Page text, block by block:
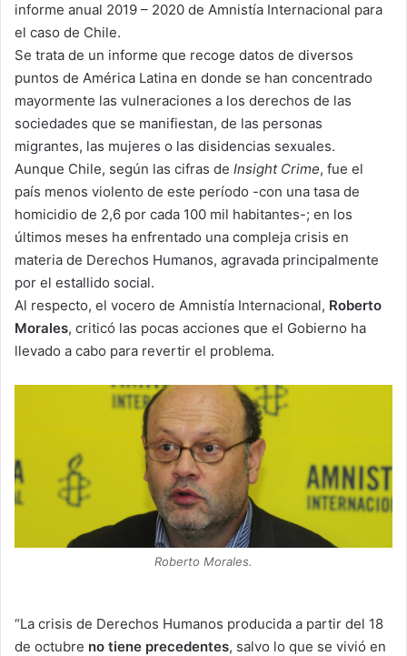
informe anual 2019 – 2020 de Amnistía Internacional para
el caso de Chile.
Se trata de un informe que recoge datos de diversos
puntos de América Latina en donde se han concentrado
mayormente las vulneraciones a los derechos de las
sociedades que se manifiestan, de las personas
migrantes, las mujeres o las disidencias sexuales.
Aunque Chile, según las cifras de Insight Crime, fue el
país menos violento de este período -con una tasa de
homicidio de 2,6 por cada 100 mil habitantes-; en los
últimos meses ha enfrentado una compleja crisis en
materia de Derechos Humanos, agravada principalmente
por el estallido social.
Al respecto, el vocero de Amnistía Internacional, Roberto
Morales, criticó las pocas acciones que el Gobierno ha
llevado a cabo para revertir el problema.
Roberto Morales.
“La crisis de Derechos Humanos producida a partir del 18
de octubre no tiene precedentes, salvo lo que se vivió en